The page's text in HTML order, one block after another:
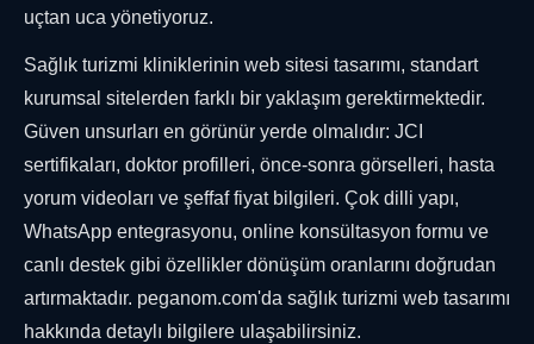
uçtan uca yönetiyoruz.
Sağlık turizmi kliniklerinin web sitesi tasarımı, standart
kurumsal sitelerden farklı bir yaklaşım gerektirmektedir.
Güven unsurları en görünür yerde olmalıdır: JCI
sertifikaları, doktor profilleri, önce-sonra görselleri, hasta
yorum videoları ve şeffaf fiyat bilgileri. Çok dilli yapı,
WhatsApp entegrasyonu, online konsültasyon formu ve
canlı destek gibi özellikler dönüşüm oranlarını doğrudan
artırmaktadır. peganom.com'da sağlık turizmi web tasarımı
hakkında detaylı bilgilere ulaşabilirsiniz.